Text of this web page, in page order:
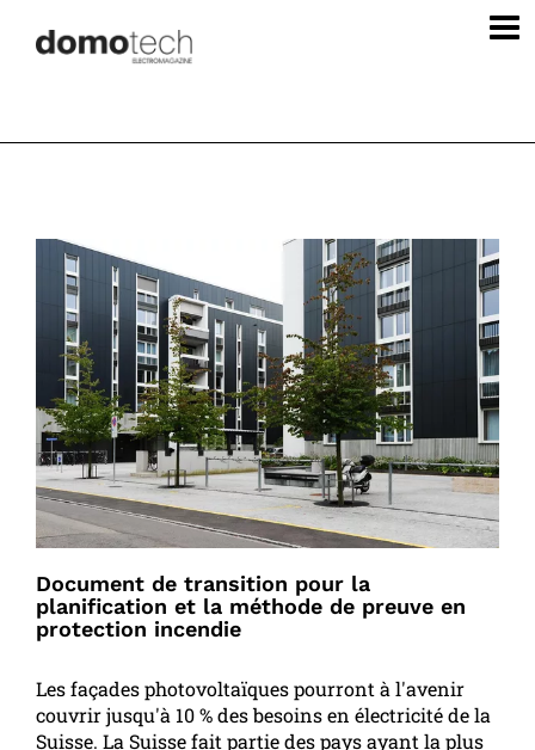
Document de transition pour la
planification et la méthode de preuve en
protection incendie
Les façades photovoltaïques pourront à l'avenir
couvrir jusqu'à 10 % des besoins en électricité de la
Suisse. La Suisse fait partie des pays ayant la plus